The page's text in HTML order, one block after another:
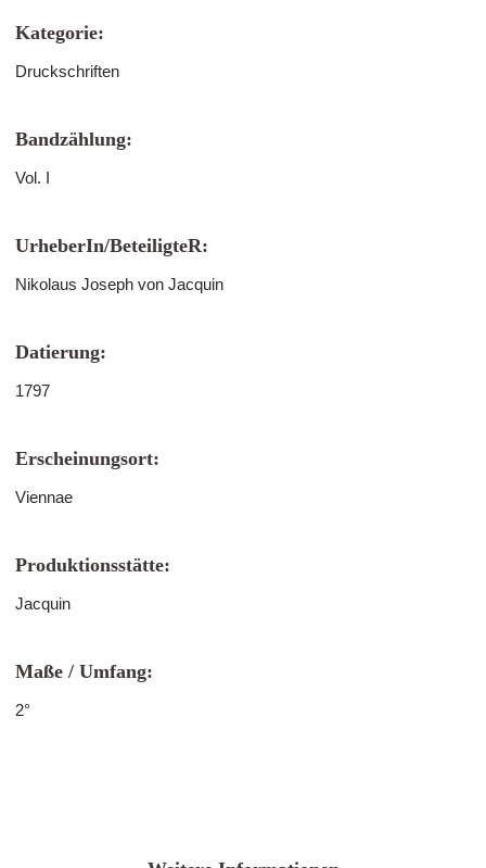
Kategorie:
Druckschriften
Bandzählung:
Vol. I
UrheberIn/BeteiligteR:
Nikolaus Joseph von Jacquin
Datierung:
1797
Erscheinungsort:
Viennae
Produktionsstätte:
Jacquin
Maße / Umfang:
2°